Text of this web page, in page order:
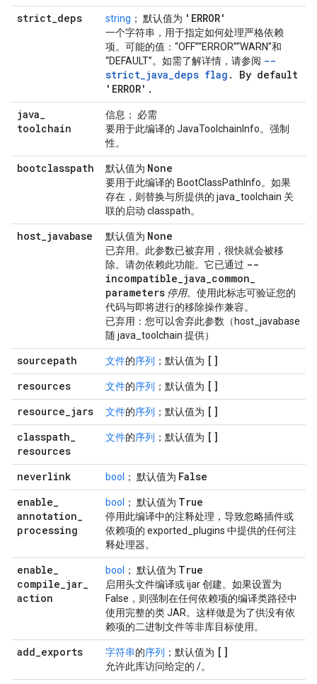
strict_deps string ； 默认值为 'ERROR'
一个字符串，用于指定如何处理严格依赖
项。可能的值：“OFF”“ERROR”“WARN”和
“DEFAULT”。如需了解详情，请参阅 --
strict_java_deps flag .
By default
'ERROR' .
java_
toolchain
信息； 必需
要用于此编译的 JavaToolchainInfo。强制
性。
bootclasspath 默认值为 None
要用于此编译的 BootClassPathInfo。如果
存在，则替换与所提供的 java_toolchain 关
联的启动 classpath。
host_javabase 默认值为 None
已弃用 。此参数已被弃用，很快就会被移
除。请勿依赖此功能。它已通过 --
incompatible_java_common_
parameters 停用。使用此标志可验证您的
代码与即将进行的移除操作兼容。
已弃用：您可以舍弃此参数（host_javabase
随 java_toolchain 提供）
sourcepath 文件的序列 ；默认值为 []
resources
文件的序列 ；默认值为 []
resource_jars 文件的序列 ；默认值为 []
classpath_
resources
文件的序列 ；默认值为 []
neverlink bool ； 默认值为 False
enable_
annotation_
processing
bool ； 默认值为 True
停用此编译中的注释处理，导致忽略插件或
依赖项的 exported_plugins 中提供的任何注
释处理器。
enable_
compile_jar_
action
bool ； 默认值为 True
启用头文件编译或 ijar 创建。如果设置为
False，则强制在任何依赖项的编译类路径中
使用完整的类 JAR。这样做是为了供没有依
赖项的二进制文件等非库目标使用。
add_exports 字符串的序列 ；默认值为 []
允许此库访问给定的 /。